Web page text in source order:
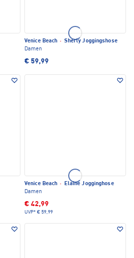
Venice Beach · Sherly Joggingshose
Damen
€ 59,99
Venice Beach ·
Elaine Jogginghose
Damen
€ 42,99
UVP* € 59,99